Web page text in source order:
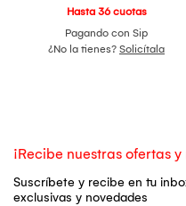
Hasta 36 cuotas
Pagando con Sip
¿No la tienes? Solicítala
¡Recibe nuestras ofertas
Suscríbete y recibe en tu
exclusivas y novedades